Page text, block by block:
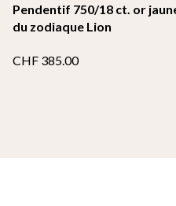
Pendentif 750/18 ct. or
du zodiaque Lion
CHF 385.00